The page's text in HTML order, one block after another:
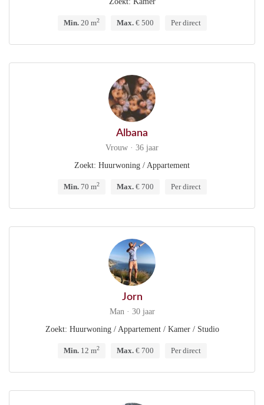
Min.20 m2 Max.€ 500 Per direct
Albana
Vrouw · 36 jaar
Zoekt: Huurwoning / Appartement
Min.70 m2 Max.€ 700 Per direct
Jorn
Man · 30 jaar
Zoekt: Huurwoning / Appartement / Kamer / Studio
Min.12 m2 Max.€ 700 Per direct